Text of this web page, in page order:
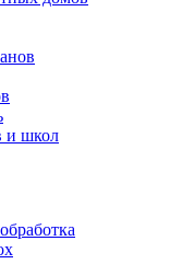
и школ